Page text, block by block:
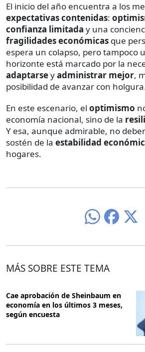
El inicio del año encuentra a los
expectativas contenidas:
confianza limitada y una
fragilidades económicas que
espera un colapso, pero tampoco
horizonte está marcado por la
adaptarseyadministrar mejor,
posibilidad de avanzar con
En este escenario, el optimismo
economía nacional, sino de la
Y esa, aunque admirable, no
sostén de la estabilidad
hogares.
MÁS SOBRE ESTE TEMA
Cae aprobación de Sheinbaum en
economía en los últimos 3 meses,
según encuesta